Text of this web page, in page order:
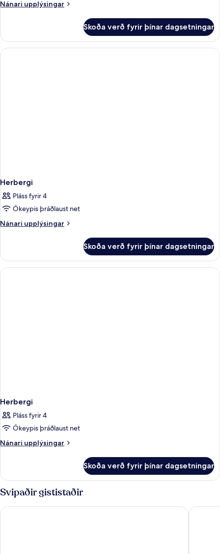
Nánari upplýsingar
Nánari
Skoða verð fyrir þínar dagsetningar
Herbergi
Pláss fyrir 4
Ókeypis þráðlaust net
Nánari upplýsingar
Nánari
Skoða verð fyrir þínar dagsetningar
Herbergi
Pláss fyrir 4
Ókeypis þráðlaust net
Nánari upplýsingar
Nánari
Skoða verð fyrir þínar dagsetningar
Svipaðir gististaðir
Catalonia Portal de l'Angel Gran